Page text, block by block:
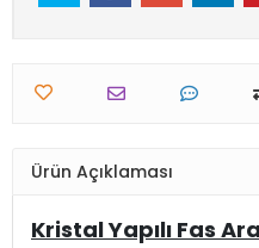
Ürün Açıklaması
Kristal Yapılı Fas